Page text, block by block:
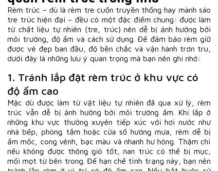
Rèm trúc – dù là rèm tre cuốn truyền thống hay mành sáo
tre trúc hiện đại – đều có một đặc điểm chung: được làm
từ chất liệu tự nhiên (tre, trúc) nên dễ bị ảnh hưởng bởi
môi trường, độ ẩm và cách sử dụng. Để đảm bảo rèm giữ
được vẻ đẹp ban đầu, độ bền chắc và vận hành trơn tru,
dưới đây là những lưu ý quan trọng mà bạn nên ghi nhớ:
1. Tránh lắp đặt rèm trúc ở khu vực có
độ ẩm cao
Mặc dù được làm từ vật liệu tự nhiên đã qua xử lý, rèm
trúc vẫn dễ bị ảnh hưởng bởi môi trường ẩm. Khi lắp ở
những khu vực thường xuyên tiếp xúc với hơi nước như
nhà bếp, phòng tắm hoặc cửa sổ hướng mưa, rèm dễ bị
ẩm mốc, cong vênh, bạc màu và nhanh hư hỏng. Thậm chí
nếu không được thông gió tốt, nan trúc có thể bị mục,
mối mọt từ bên trong. Để hạn chế tình trạng này, bạn nên